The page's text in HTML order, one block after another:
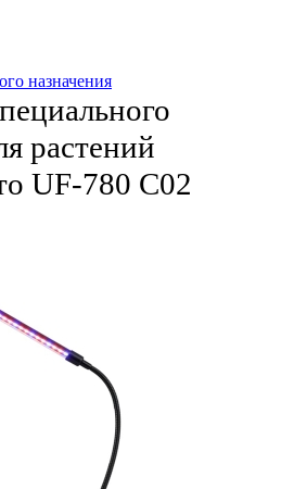
назначения
растений
UF-780 C02